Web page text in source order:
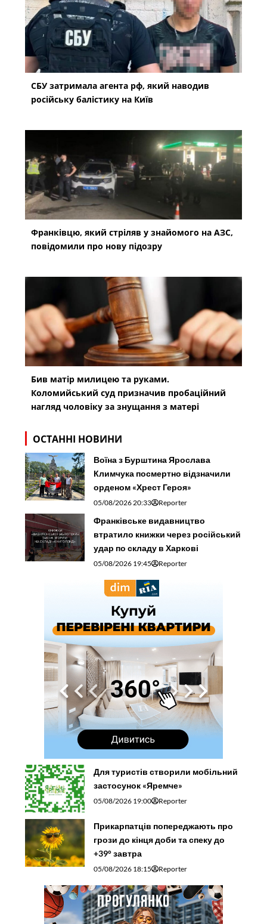
СБУ затримала агента рф, який наводив
російську балістику на Київ
Франківцю, який стріляв у знайомого на АЗС,
повідомили про нову підозру
Бив матір милицею та руками.
Коломийський суд призначив пробаційний
нагляд чоловіку за знущання з матері
ОСТАННІ НОВИНИ
Воїна з Бурштина Ярослава
Климчука посмертно відзначили
орденом «Хрест Героя»
05/08/2026 20:33 Reporter
Франківське видавництво
втратило книжки через російський
удар по складу в Харкові
05/08/2026 19:45 Reporter
Для туристів створили мобільний
застосунок «Яремче»
05/08/2026 19:00 Reporter
Прикарпатців попереджають про
грози до кінця доби та спеку до
+39° завтра
05/08/2026 18:15 Reporter